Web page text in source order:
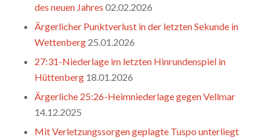
des neuen Jahres 02.02.2026
Ärgerlicher Punktverlust in der letzten Sekunde in
Wettenberg 25.01.2026
27:31-Niederlage im letzten Hinrundenspiel in
Hüttenberg 18.01.2026
Ärgerliche 25:26-Heimniederlage gegen Vellmar
14.12.2025
Mit Verletzungssorgen geplagte Tuspo unterliegt